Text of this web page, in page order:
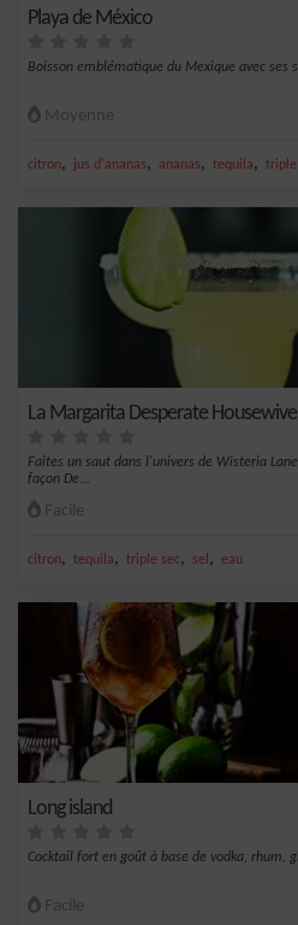
Playa de México
Boisson emblématique du Mexique avec ses
Moyenne
citron, jus d'ananas, ananas, tequila, triple
La Margarita Desperate
Faites un saut dans l'univers de Wisteria
façon De...
Facile
citron, tequila, triple sec, sel , eau
Long island
Cocktail fort en goût à base de vodka, rhum,
Facile